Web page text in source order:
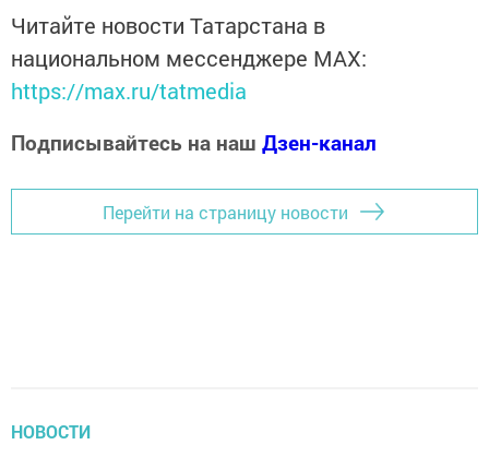
Читайте новости Татарстана в
национальном мессенджере MАХ:
https://max.ru/tatmedia
Подписывайтесь на наш Дзен-канал
Перейти на страницу новости
НОВОСТИ